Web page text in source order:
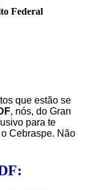
Federal
que estão se
, nós, do Gran
para te
Cebraspe. Não